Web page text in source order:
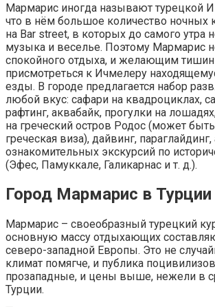
Мармарис иногда называют турецкой
что в нём большое количество ночных
на Bar street, в которых до самого утра
музыка и веселье. Поэтому Мармарис
спокойного отдыха, и желающим
присмотреться к Ичмелеру
езды. В городе предлагается набор
любой вкус: сафари на квадроциклах,
рафтинг, аквабайк, прогулки на
на греческий остров Родос (может
греческая виза), дайвинг,
ознакомительных экскурсий по
(Эфес, Памуккале, Галикарнас и т. д.).
Город Мармарис в Турции
Мармарис – своеобразный турецкий
основную массу отдыхающих
северо-западной Европы. Это не
климат помягче, и публика
прозападные, и цены выше, нежели в
Турции.